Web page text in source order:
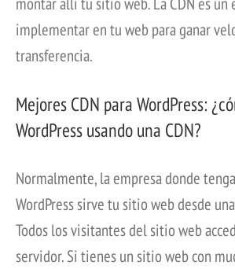
implementar en tu web para ganar
transferencia.
Mejores CDN para WordPress:
WordPress usando una CDN?
Normalmente, la empresa donde
WordPress sirve tu sitio web desde
Todos los visitantes del sitio web
servidor. Si tienes un sitio web con